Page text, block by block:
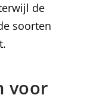
de
soorten
voor